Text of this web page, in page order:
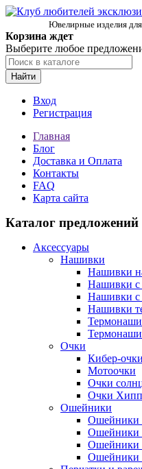
Ювелирные изделия
Корзина ждет
Выберите любое
Найти
Вход
Регистрация
Главная
Блог
Доставка и Оплата
Контакты
FAQ
Карта сайта
Каталог предложений
Аксессуары
Нашивки
Нашивки
Нашивки
Нашивки с
Нашивки
Очки
Кибер-очки
Мотоочки
Очки
Очки
Ошейники
Ошейники
Ошейники
Ошейники
Ошейники